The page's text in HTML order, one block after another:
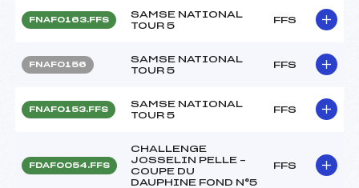
FNAF0163.FFS
SAMSE NATIONAL
TOUR 5
FFS
FNAF0156
SAMSE NATIONAL
TOUR 5
FFS
FNAF0153.FFS
SAMSE NATIONAL
TOUR 5
FFS
FDAF0054.FFS
CHALLENGE
JOSSELIN PELLE –
COUPE DU
DAUPHINE FOND N°5
FFS